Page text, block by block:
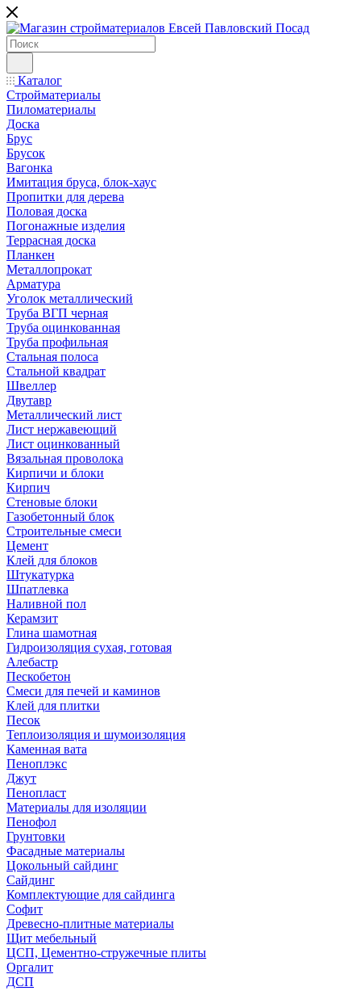
Каталог
Стройматериалы
Пиломатериалы
Доска
Брус
Брусок
Вагонка
Имитация бруса, блок-хаус
Пропитки для дерева
Половая доска
Погонажные изделия
Террасная доска
Планкен
Металлопрокат
Арматура
Уголок металлический
Труба ВГП черная
Труба оцинкованная
Труба профильная
Стальная полоса
Стальной квадрат
Швеллер
Двутавр
Металлический лист
Лист нержавеющий
Лист оцинкованный
Вязальная проволока
Кирпичи и блоки
Кирпич
Стеновые блоки
Газобетонный блок
Строительные смеси
Цемент
Клей для блоков
Штукатурка
Шпатлевка
Наливной пол
Керамзит
Глина шамотная
Гидроизоляция сухая, готовая
Алебастр
Пескобетон
Смеси для печей и каминов
Клей для плитки
Песок
Теплоизоляция и шумоизоляция
Каменная вата
Пеноплэкс
Джут
Пенопласт
Материалы для изоляции
Пенофол
Грунтовки
Фасадные материалы
Цокольный сайдинг
Сайдинг
Комплектующие для сайдинга
Софит
Древесно-плитные материалы
Щит мебельный
ЦСП, Цементно-стружечные плиты
Оргалит
ДСП